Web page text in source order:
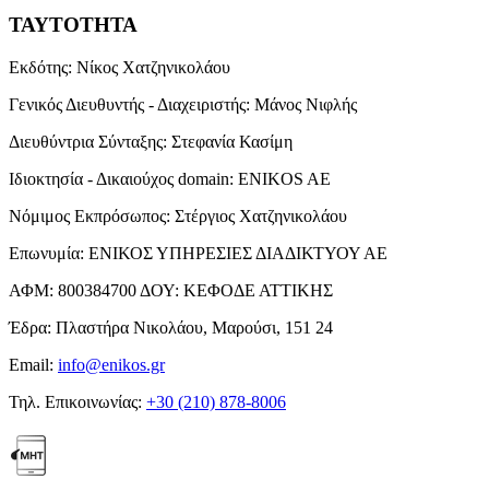
ΤΑΥΤΟΤΗΤΑ
Εκδότης: Νίκος Χατζηνικολάου
Γενικός Διευθυντής - Διαχειριστής: Μάνος Νιφλής
Διευθύντρια Σύνταξης: Στεφανία Κασίμη
Ιδιοκτησία - Δικαιούχος domain: ENIKOS AE
Νόμιμος Εκπρόσωπος: Στέργιος Χατζηνικολάου
Επωνυμία: ΕΝΙΚΟΣ ΥΠΗΡΕΣΙΕΣ ΔΙΑΔΙΚΤΥΟΥ ΑΕ
ΑΦΜ: 800384700 ΔΟΥ: ΚΕΦΟΔΕ ΑΤΤΙΚΗΣ
Έδρα: Πλαστήρα Νικολάου, Μαρούσι, 151 24
Email: info@enikos.gr
Τηλ. Επικοινωνίας: +30 (210) 878-8006